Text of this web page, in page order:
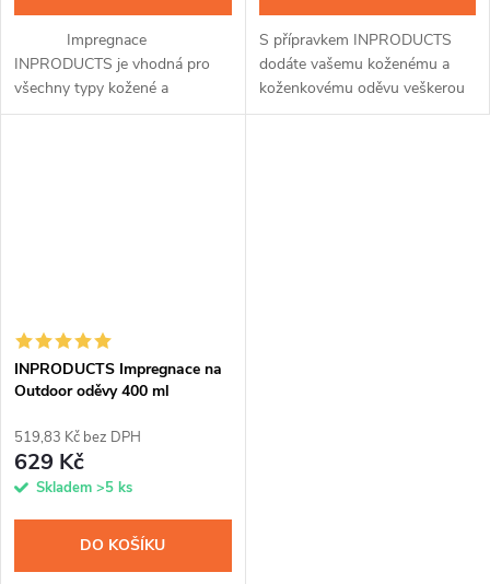
Impregnace
INPRODUCTS je vhodná pro
všechny typy kožené a
koženkové obuvi a přináší v
S přípravkem INPRODUCTS
dodáte vašemu koženému a
koženkovému oděvu veškerou
péči. Díky jedinečnému spojení
INPRODUCTS Impregnace na
Outdoor oděvy 400 ml
519,83 Kč bez DPH
629 Kč
Skladem >5 ks
DO KOŠÍKU